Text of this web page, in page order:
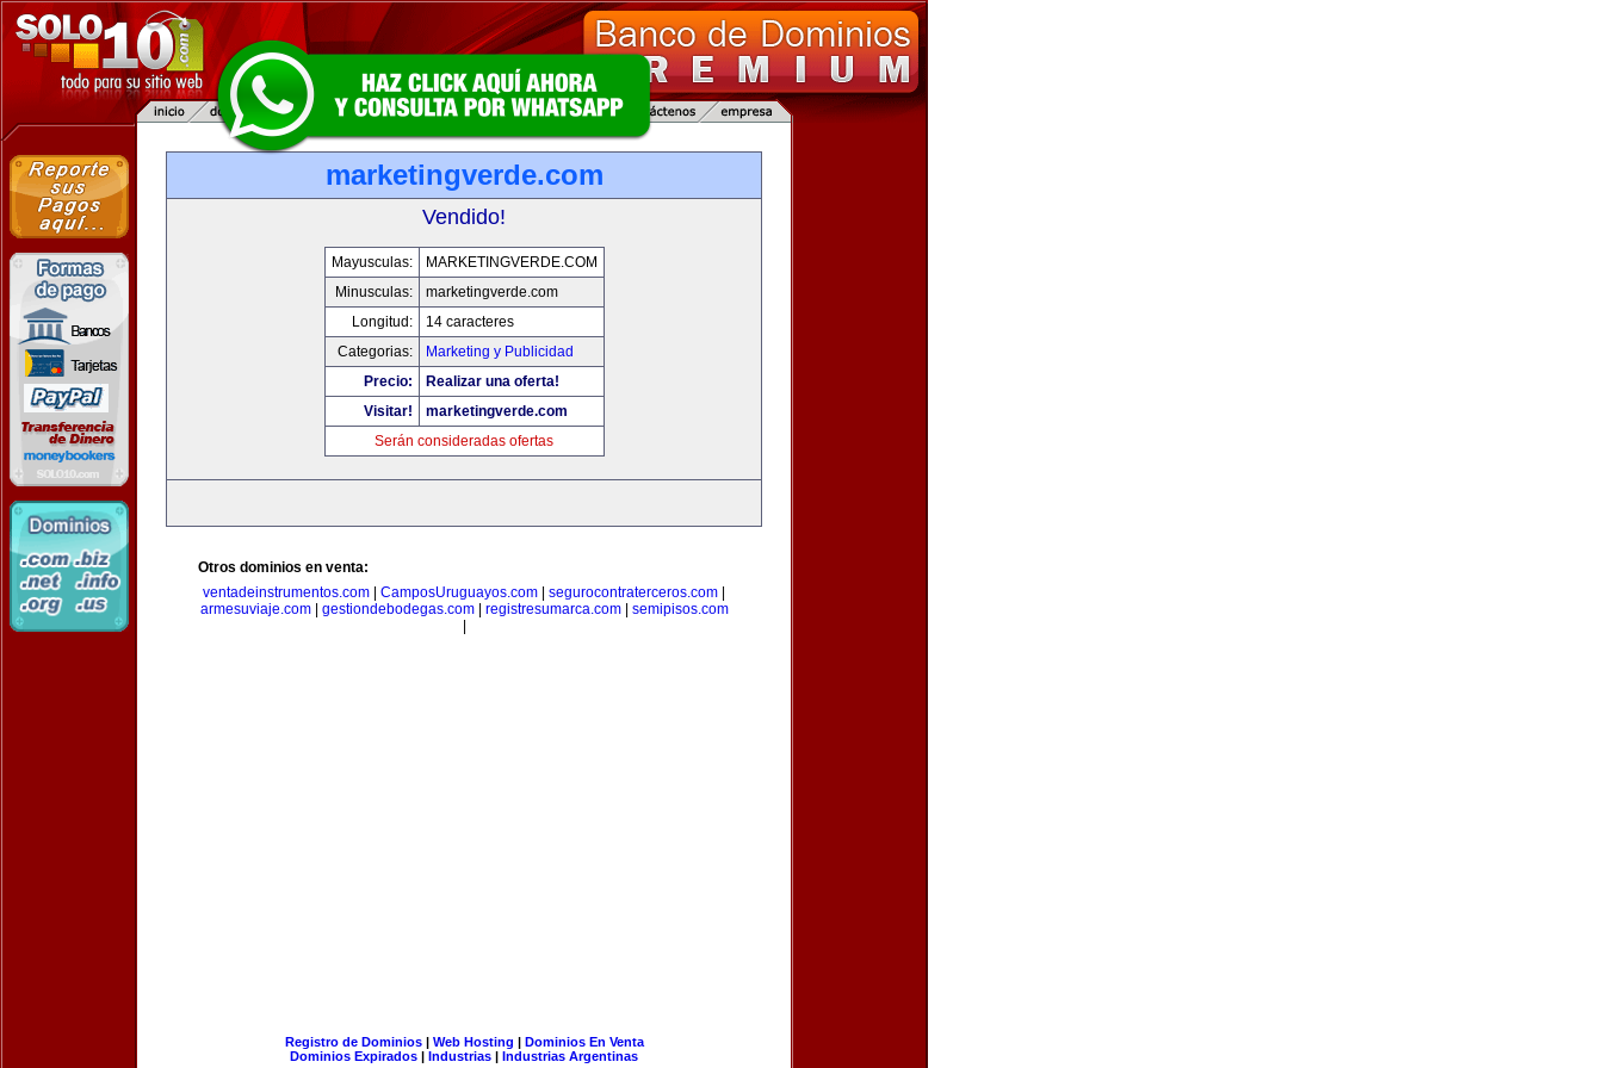
marketingverde.com
Vendido!
Mayusculas:
MARKETINGVERDE.COM
Minusculas:
marketingverde.com
Longitud:
14 caracteres
Categorias:
Marketing y Publicidad
Precio:
Realizar una oferta!
Visitar!
marketingverde.com
Serán consideradas ofertas
Otros dominios en venta:
ventadeinstrumentos.com
CamposUruguayos.com segurocontraterceros.com
armesuviaje.com| gestiondebodegas.com| registresumarca.com| semipisos.com
Registro de Dominios| Web Hosting | Dominios En Venta
Dominios Expirados | Industrias | Industrias Argentinas